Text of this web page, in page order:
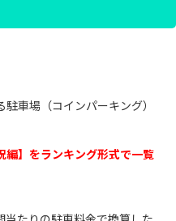
車場（コインパーキング）
編】をランキング形式で一覧